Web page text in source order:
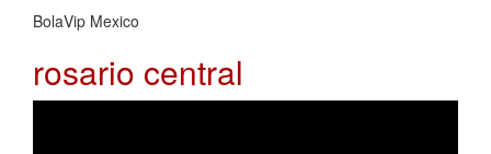
BolaVip Mexico
rosario central